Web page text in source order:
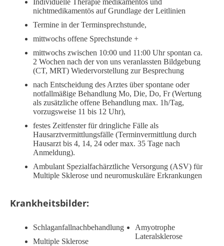
Individuelle Therapie medikamentös und
nichtmedikamentös auf Grundlage der Leitlinien
Termine in der Terminsprechstunde,
mittwochs offene Sprechstunde +
mittwochs zwischen 10:00 und 11:00 Uhr spontan ca.
2 Wochen nach der von uns veranlassten Bildgebung
(CT, MRT) Wiedervorstellung zur Besprechung
nach Entscheidung des Arztes über spontane oder
notfallmäßige Behandlung Mo, Die, Do, Fr (Wertung
als zusätzliche offene Behandlung max. 1h/Tag,
vorzugsweise 11 bis 12 Uhr),
festes Zeitfenster für dringliche Fälle als
Hausarztvermittlungsfälle (Terminvermittlung durch
Hausarzt bis 4, 14, 24 oder max. 35 Tage nach
Anmeldung).
Ambulant Spezialfachärztliche Versorgung (ASV) für
Multiple Sklerose und neuromuskuläre Erkrankungen
Krankheitsbilder:
Schlaganfallnachbehandlung
Multiple Sklerose
Amyotrophe
Lateralsklerose